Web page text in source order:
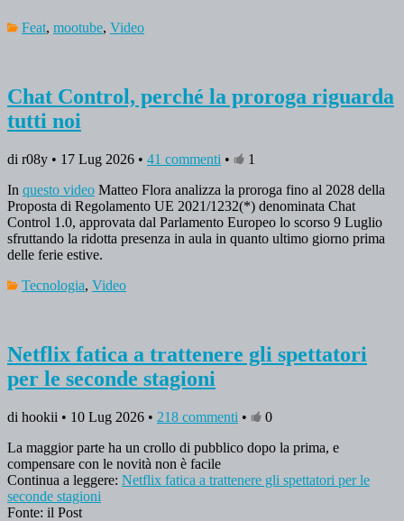
Feat, mootube, Video
Chat Control, perché la proroga riguarda
tutti noi
di r08y • 17 Lug 2026 • 41 commenti •
1
In questo video Matteo Flora analizza la proroga fino al 2028 della
Proposta di Regolamento UE 2021/1232(*) denominata Chat
Control 1.0, approvata dal Parlamento Europeo lo scorso 9 Luglio
sfruttando la ridotta presenza in aula in quanto ultimo giorno prima
delle ferie estive.
Tecnologia, Video
Netflix fatica a trattenere gli spettatori
per le seconde stagioni
di hookii • 10 Lug 2026 • 218 commenti •
0
La maggior parte ha un crollo di pubblico dopo la prima, e
compensare con le novità non è facile
Continua a leggere: Netflix fatica a trattenere gli spettatori per le
seconde stagioni
Fonte: il Post